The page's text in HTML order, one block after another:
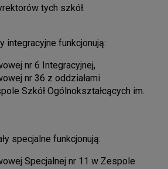
tych szkół.
integracyjne funkcjonują:
nr 6 Integracyjnej,
nr 36 z oddziałami
Szkół Ogólnokształcących im.
specjalne funkcjonują:
Specjalnej nr 11 w Zespole